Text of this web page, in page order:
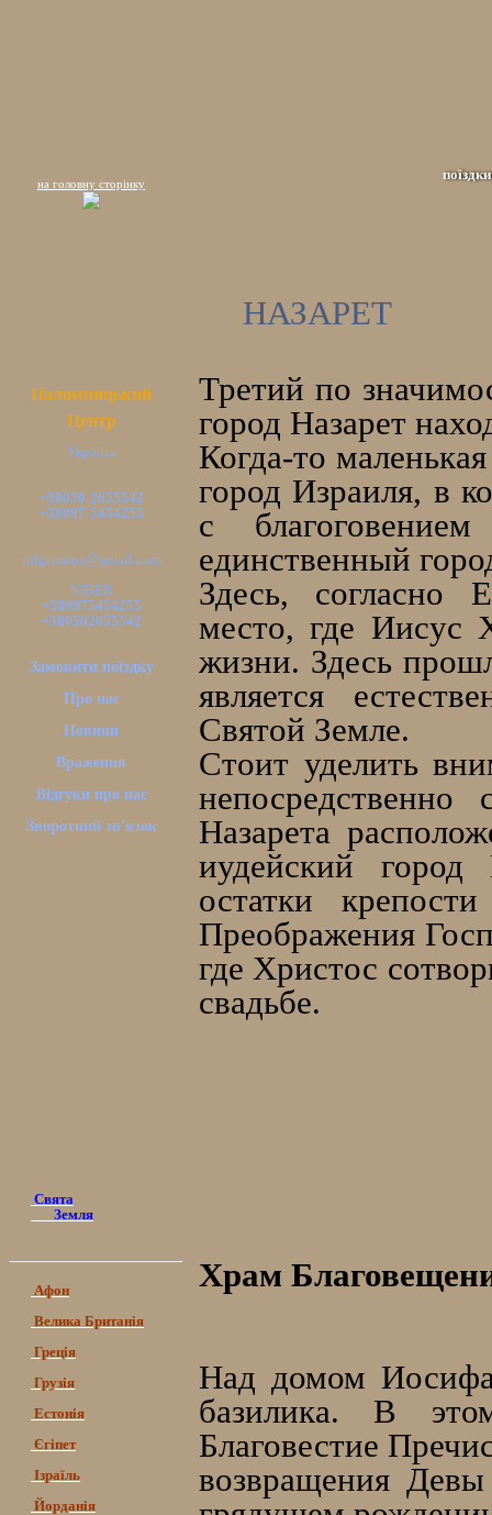
поїздки
на головну сторінку
Паломницький
Центр
Україна
+38050-2655542
+38097-5454255
pilgrimsua@gmail.com
VIBER
+380975454255
+380502655542
Замовити поїздку
Про нас
Новини
Враження
Відгуки про нас
Зворотний зв'язок
Свята
Земля
Афон
Велика Британія
Греція
Грузія
Естонія
Єгіпет
Ізраїль
Йорданія
НАЗАРЕТ
Третий по
город Назарет
Когда-то
город Израиля, в
с
единственный
Здесь, согласно
место, где Иисус
жизни. Здесь
является
Святой Земле.
Стоит уделить
Назарета
иудейский
остатки
Преображения
где Христос
свадьбе.
Храм
Над домом
базилика. В
Благовестие
возвращения